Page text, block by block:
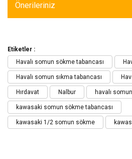
Önerileriniz
Etiketler :
Havalı somun sökme tabancası
Havalı somun sıkma tabancası
Hırdavat Nalbur havalı
kawasaki somun sökme tabancası
kawasaki 1/2 somun sökme